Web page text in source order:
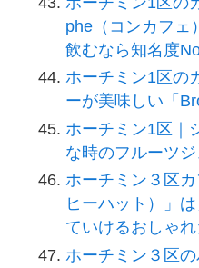
phe（コンカフェ
飲むなら知名度
ホーチミン1区の
ーが美味しい「
ホーチミン1区｜
な時のフルーツ
ホーチミン３区
ヒーハット）」
ていけるおしゃ
ホーチミン３区